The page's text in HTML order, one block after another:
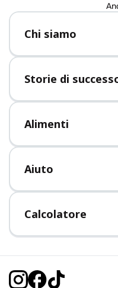
Chi siamo
Chi siamo
Lavori
Stampa
Storie di
Tutte le storie di
Alimenti
Tutti i cibi
Aiuto
Centro assistenza
Calcolatore
Calcolo BMI (IMC)
Calcolo peso ideale
Calcolo calorie